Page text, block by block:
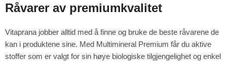
Råvarer av premiumkvalitet
Vitaprana jobber alltid med å finne og bruke de beste råvarene de
kan i produktene sine. Med Multimineral Premium får du aktive
stoffer som er valgt for sin høye biologiske tilgjengelighet og enkel